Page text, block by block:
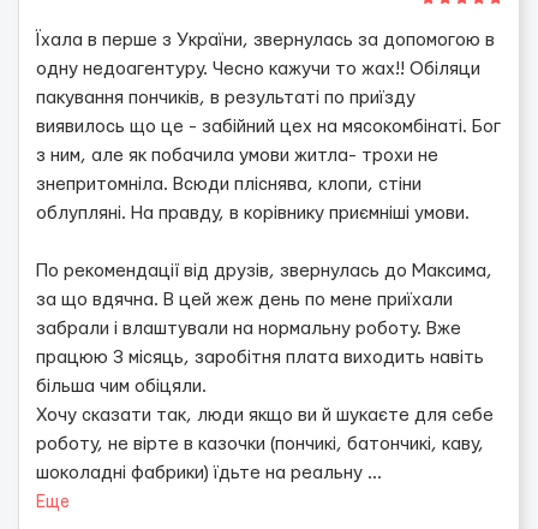
Їхала в перше з України, звернулась за допомогою в
одну недоагентуру. Чесно кажучи то жах!! Обіляци
пакування пончиків, в результаті по приїзду
виявилось що це - забійний цех на мясокомбінаті. Бог
з ним, але як побачила умови житла- трохи не
знепритомніла. Всюди пліснява, клопи, стіни
облупляні. На правду, в корівнику приємніші умови.
По рекомендації від друзів, звернулась до Максима,
за що вдячна. В цей жеж день по мене приїхали
забрали і влаштували на нормальну роботу. Вже
працюю 3 місяць, заробітня плата виходить навіть
більша чим обіцяли.
Хочу сказати так, люди якщо ви й шукаєте для себе
роботу, не вірте в казочки (пончикі, батончикі, каву,
шоколадні фабрики) їдьте на реальну ...
Еще